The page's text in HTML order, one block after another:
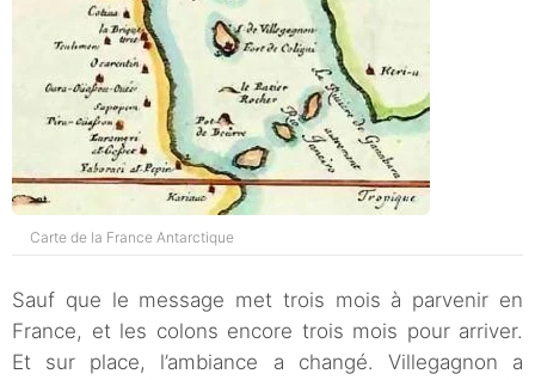
Carte de la France Antarctique
Sauf que le message met trois mois à parvenir en
France, et les colons encore trois mois pour arriver.
Et sur place, l’ambiance a changé. Villegagnon a